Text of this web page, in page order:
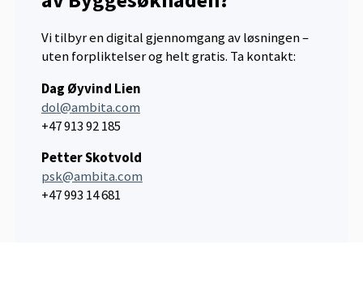
Vi tilbyr en digital gjennomgang av løsningen –
uten forpliktelser og helt gratis. Ta kontakt:
Dag Øyvind Lien
dol@ambita.com
+47 913 92 185
Petter Skotvold
psk@ambita.com
+47 993 14 681